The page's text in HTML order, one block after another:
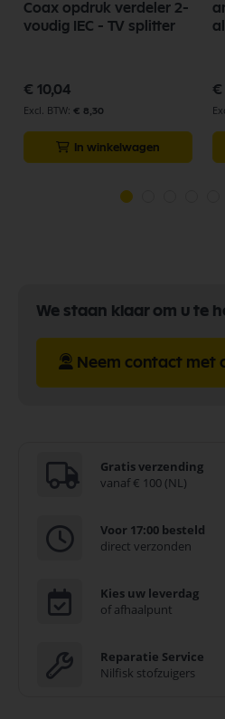
Coax opdruk verdeler 2-
voudig IEC - TV splitter
€ 10,04
€ 8,30
In winkelwagen
€
We staan klaar om u te
Neem contact met
Gratis verzending
vanaf € 100 (NL)
Voor 17:00 besteld
direct verzonden
Kies uw leverdag
of afhaalpunt
Reparatie Service
Nilfisk stofzuigers